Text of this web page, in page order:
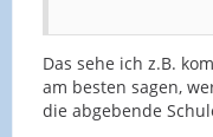
Das sehe ich z.B.
am besten sagen,
die abgebende